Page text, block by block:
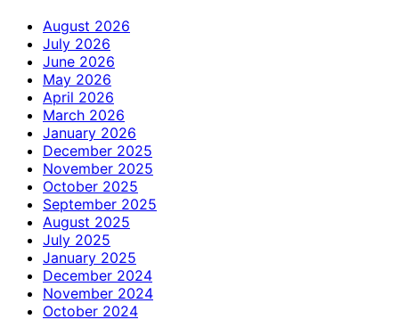
August 2026
July 2026
June 2026
May 2026
April 2026
March 2026
January 2026
December 2025
November 2025
October 2025
September 2025
August 2025
July 2025
January 2025
December 2024
November 2024
October 2024